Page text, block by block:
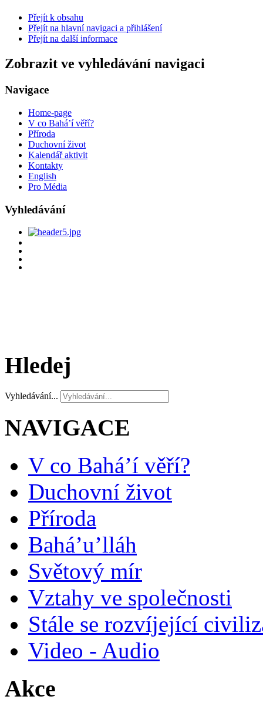
Přejít k obsahu
Přejít na hlavní navigaci a přihlášení
Přejít na další informace
Zobrazit ve vyhledávání navigaci
Navigace
Home-page
V co Bahá’í věří?
Příroda
Duchovní život
Kalendář aktivit
Kontakty
English
Pro Média
Vyhledávání
Hledej
Vyhledávání...
NAVIGACE
V co Bahá’í věří?
Duchovní život
Příroda
Bahá’u’lláh
Světový mír
Vztahy ve společnosti
Stále se rozvíjející
Video - Audio
Akce